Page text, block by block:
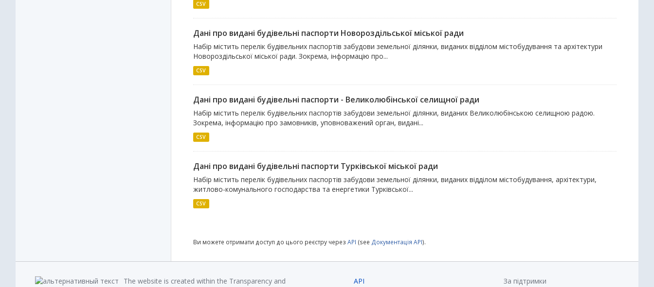
CSV
Дані про видані будівельні паспорти Новороздільської міської ради
Набір містить перелік будівельних паспортів забудови земельної ділянки, виданих відділом містобудування та архітектури
Новороздільської міської ради. Зокрема, інформацію про...
CSV
Дані про видані будівельні паспорти - Великолюбінської селищної ради
Набір містить перелік будівельних паспортів забудови земельної ділянки, виданих Великолюбінською селищною радою.
Зокрема, інформацію про замовників, уповноважений орган, видані...
CSV
Дані про видані будівельні паспорти Турківської міської ради
Набір містить перелік будівельних паспортів забудови земельної ділянки, виданих відділом містобудування, архітектури,
житлово-комунального господарства та енергетики Турківської...
CSV
Ви можете отримати доступ до цього реєстру через API (see Документація API).
The website is created within the Transparency and
API За підтримки